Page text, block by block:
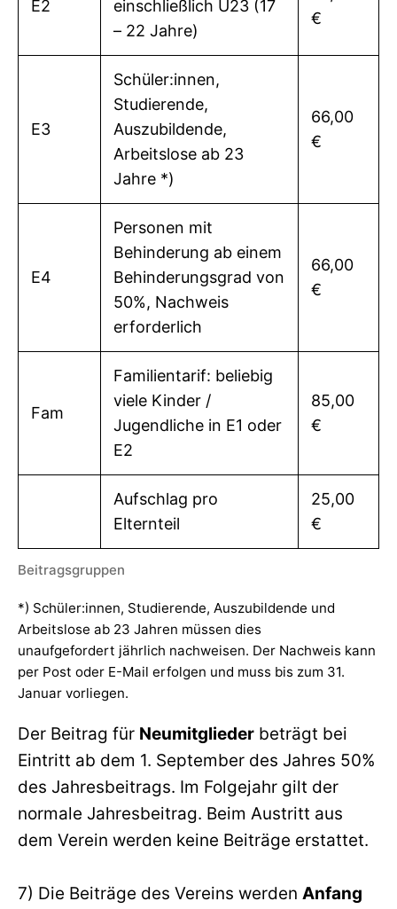
E2
einschließlich U23 (17
– 22 Jahre)
€
E3
Schüler:innen,
Studierende,
Auszubildende,
Arbeitslose ab 23
Jahre *)
66,00
€
E4
Personen mit
Behinderung ab einem
Behinderungsgrad von
50%, Nachweis
erforderlich
66,00
€
Fam
Familientarif: beliebig
viele Kinder /
Jugendliche in E1 oder
E2
85,00
€
Aufschlag pro
Elternteil
25,00
€
Beitragsgruppen
*) Schüler:innen, Studierende, Auszubildende und
Arbeitslose ab 23 Jahren müssen dies
unaufgefordert jährlich nachweisen. Der Nachweis kann
per Post oder E-Mail erfolgen und muss bis zum 31.
Januar vorliegen.
Der Beitrag für Neumitglieder beträgt bei
Eintritt ab dem 1. September des Jahres 50%
des Jahresbeitrags. Im Folgejahr gilt der
normale Jahresbeitrag. Beim Austritt aus
dem Verein werden keine Beiträge erstattet.
7) Die Beiträge des Vereins werden Anfang